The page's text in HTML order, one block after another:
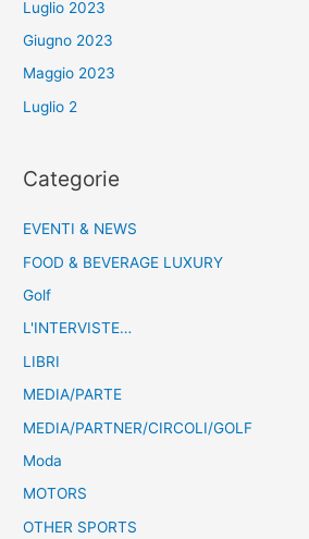
Luglio 2023
Giugno 2023
Maggio 2023
Luglio 2
Categorie
EVENTI & NEWS
FOOD & BEVERAGE LUXURY
Golf
L'INTERVISTE…
LIBRI
MEDIA/PARTE
MEDIA/PARTNER/CIRCOLI/GOLF
Moda
MOTORS
OTHER SPORTS